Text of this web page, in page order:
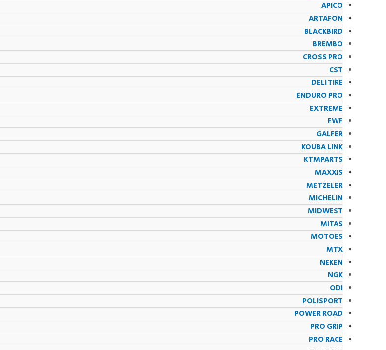
APICO
ARTAFON
BLACKBIRD
BREMBO
CROSS PRO
CST
DELI TIRE
ENDURO PRO
EXTREME
FWF
GALFER
KOUBA LINK
KTMPARTS
MAXXIS
METZELER
MICHELIN
MIDWEST
MITAS
MOTOES
MTX
NEKEN
NGK
ODI
POLISPORT
POWER ROAD
PRO GRIP
PRO RACE